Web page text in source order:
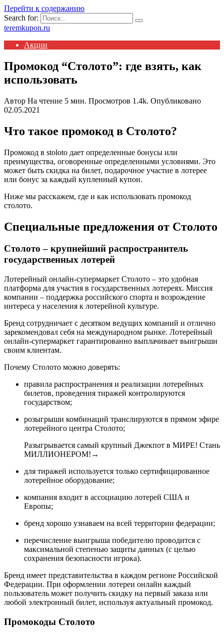
Перейти к содержанию
Search for:
teremkupon.ru
Акции
Промокод “Столото”: где взять, как
использовать
Автор На чтение 5 мин. Просмотров 1.4k. Опубликовано
02.05.2021
Что такое промокод в Столото?
Промокод в stoloto дает определенные бонусы или
преимущества, оговоренные определенными условиями. Это
может быть скидка на билет, подарочное участие в лотерее
или бонус за каждый купленный купон.
Ниже мы расскажем, где и как использовать промокод
столото.
Специальные предложения от Столото
Столото – крупнейший распространитель
государственных лотерей
Лотерейный онлайн-супермаркет Столото – это удобная
платформа для участия в государственных лотереях. Миссия
компании – поддержка российского спорта и возрождение
интереса у населения к лотерейной культуре.
Бренд сотрудничает с десятком ведущих компаний и отлично
зарекомендовал себя на международном рынке. Лотерейный
онлайн-супермаркет гарантированно выплачивает выигрыши
своим клиентам.
Почему Столото можно доверять:
правила распространения и реализации лотерейных
билетов, проведения тиражей контролируются
государством;
розыгрыши комбинаций транслируются в прямом эфире
лотерейного центра Столото;
Разыгрывается самый крупный Джекпот в МИРЕ! Стань
МИЛЛИОНЕРОМ! →
для тиражей используется только сертифицированное
лотерейное оборудование;
компания входит в ассоциацию лотерей США и
Европы;
бренд хорошо узнаваем на всей территории федерации;
перечисление выигрыша победителю проводится с
максимальной степенью защиты данных (с целью
сохранения безопасности игрока).
Бренд имеет представительства в каждом регионе Российской
Федерации. При оформлении лотереи онлайн каждый
пользователь может получить скидку на первый заказа или
любой электронный билет, используя актуальный промокод.
Промокоды Столото